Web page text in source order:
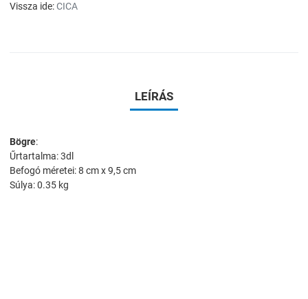
Vissza ide:CICA
LEÍRÁS
Bögre:
Űrtartalma: 3dl
Befogó méretei: 8 cm x 9,5 cm
Súlya: 0.35 kg